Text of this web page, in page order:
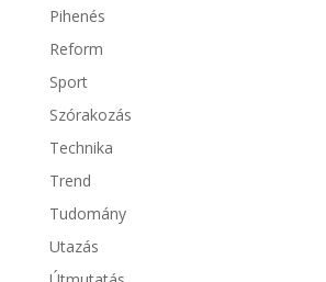
Pihenés
Reform
Sport
Szórakozás
Technika
Trend
Tudomány
Utazás